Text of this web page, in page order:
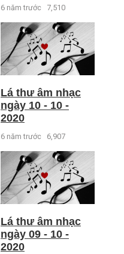
6 năm trước 7,510
Lá thư âm nhạc
ngày 10 - 10 -
2020
6 năm trước 6,907
Lá thư âm nhạc
ngày 09 - 10 -
2020